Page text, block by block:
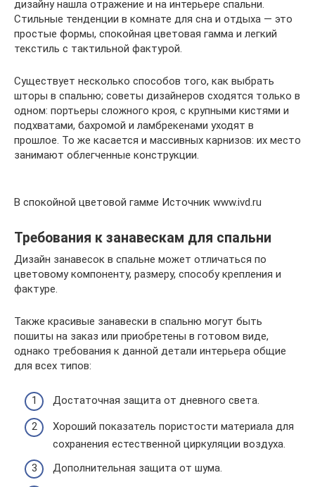
дизайну нашла отражение и на интерьере спальни.
Стильные тенденции в комнате для сна и отдыха — это
простые формы, спокойная цветовая гамма и легкий
текстиль с тактильной фактурой.
Существует несколько способов того, как выбрать
шторы в спальню; советы дизайнеров сходятся только в
одном: портьеры сложного кроя, с крупными кистями и
подхватами, бахромой и ламбрекенами уходят в
прошлое. То же касается и массивных карнизов: их место
занимают облегченные конструкции.
В спокойной цветовой гамме Источник www.ivd.ru
Требования к занавескам для спальни
Дизайн занавесок в спальне может отличаться по
цветовому компоненту, размеру, способу крепления и
фактуре.
Также красивые занавески в спальню могут быть
пошиты на заказ или приобретены в готовом виде,
однако требования к данной детали интерьера общие
для всех типов:
Достаточная защита от дневного света.
Хороший показатель пористости материала для
сохранения естественной циркуляции воздуха.
Дополнительная защита от шума.